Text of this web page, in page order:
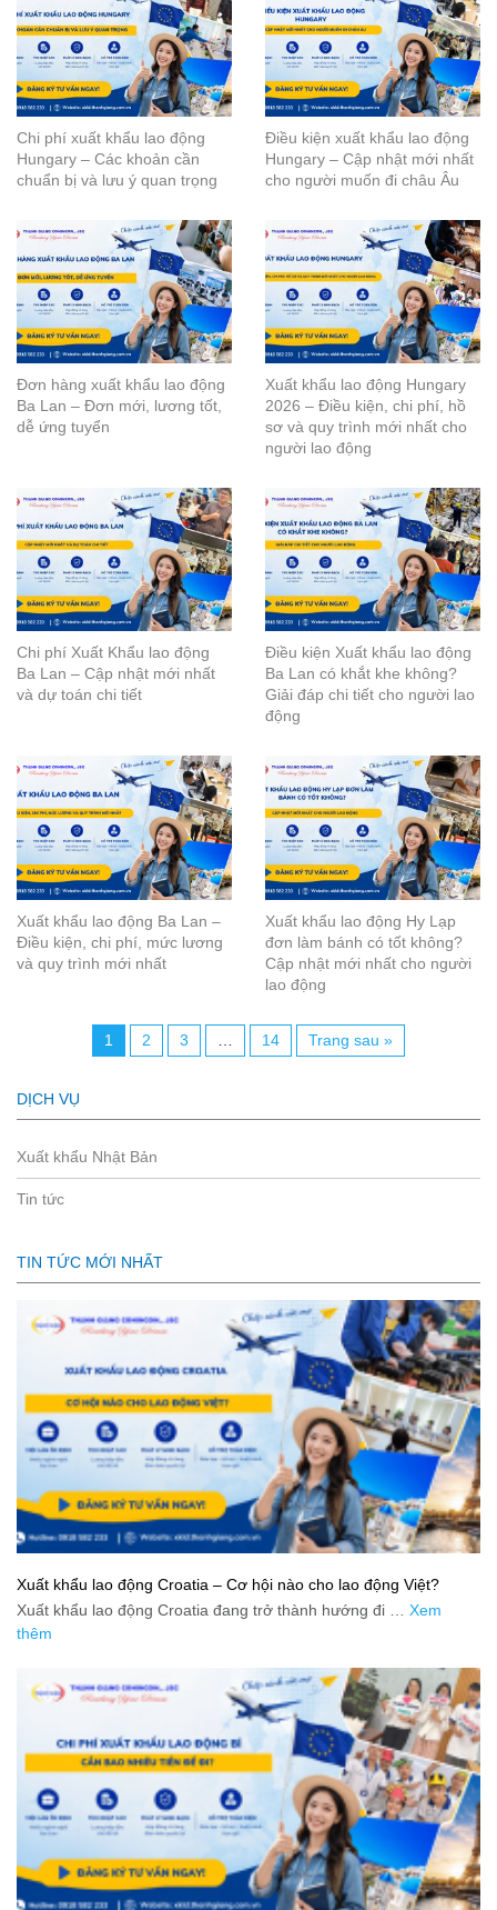
Chi phí xuất khẩu lao động
Hungary – Các khoản cần
chuẩn bị và lưu ý quan trọng
Điều kiện xuất khẩu lao động
Hungary – Cập nhật mới nhất
cho người muốn đi châu Âu
Đơn hàng xuất khẩu lao động
Ba Lan – Đơn mới, lương tốt,
dễ ứng tuyển
Xuất khẩu lao động Hungary
2026 – Điều kiện, chi phí, hồ
sơ và quy trình mới nhất cho
người lao động
Chi phí Xuất Khẩu lao động
Ba Lan – Cập nhật mới nhất
và dự toán chi tiết
Điều kiện Xuất khẩu lao động
Ba Lan có khắt khe không?
Giải đáp chi tiết cho người lao
động
Xuất khẩu lao động Ba Lan –
Điều kiện, chi phí, mức lương
và quy trình mới nhất
Xuất khẩu lao động Hy Lạp
đơn làm bánh có tốt không?
Cập nhật mới nhất cho người
lao động
1 2 3 14 Trang sau »
DỊCH VỤ
Xuất khẩu Nhật Bản
Tin tức
TIN TỨC MỚI NHẤT
Xuất khẩu lao động Croatia – Cơ hội nào cho lao động Việt?
Xuất khẩu lao động Croatia đang trở thành hướng đi … Xem
thêm